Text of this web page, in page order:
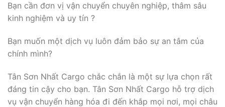
Bạn cần đơn vị vận chuyển chuyên nghiệp, thâm sâu
kinh nghiệm và uy tín ?
Bạn muốn một dịch vụ luôn đảm bảo sự an tâm của
chính mình?
Tân Sơn Nhất Cargo chắc chắn là một sự lựa chọn rất
đáng tin cậy cho bạn. Tân Sơn Nhất Cargo hỗ trợ dịch
vụ vận chuyển hàng hóa đi đến khắp mọi nơi, mọi châu